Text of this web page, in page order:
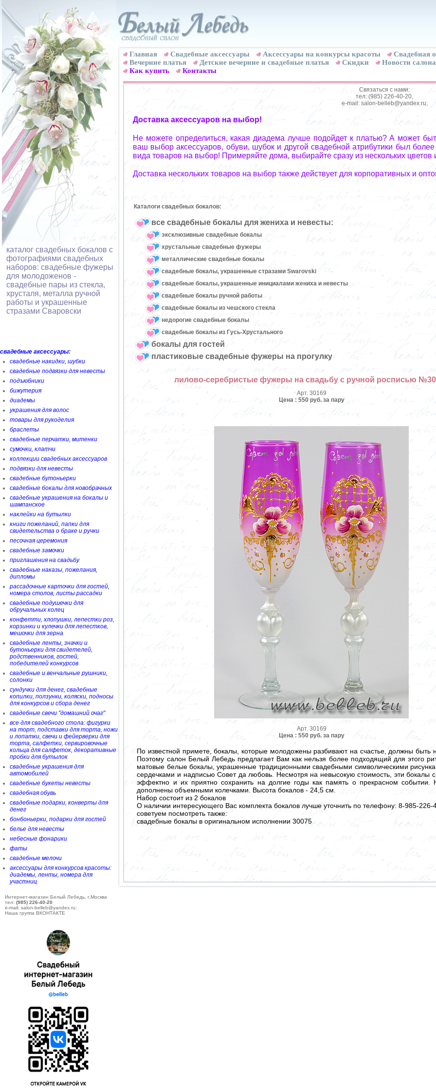
каталог свадебных бокалов с
фотографиями свадебных
наборов: свадебные фужеры
для молодоженов -
свадебные пары из стекла,
хрусталя, металла ручной
работы и украшенные
стразами Сваровски
свадебные аксессуары:
свадебные накидки, шубки
свадебные подвязки для невесты
подъюбники
бижутерия
диадемы
украшения для волос
товары для рукоделия
браслеты
свадебные перчатки, митенки
сумочки, клатчи
коллекции свадебных аксессуаров
подвязки для невесты
свадебные бутоньерки
свадебные бокалы для новобрачных
свадебные украшения на бокалы и
шампанское
наклейки на бутылки
книги пожеланий, папки для
свидетельства о браке и ручки
песочная церемония
свадебные замочки
приглашения на свадьбу
свадебные наказы, пожелания,
дипломы
рассадочные карточки для гостей,
номера столов, листы рассадки
свадебные подушечки для
обручальных колец
конфетти, хлопушки, лепестки роз,
корзинки и кулечки для лепестков,
мешочки для зерна
свадебные ленты, значки и
бутоньерки для свидетелей,
родственников, гостей,
победителей конкурсов
свадебные и венчальные рушники,
солонки
сундучки для денег, свадебные
копилки, ползунки, коляски, подносы
для конкурсов и сбора денег
свадебные свечи "домашний очаг"
все для свадебного стола: фигурки
на торт, подставки для торта, ножи
и лопатки, свечи и фейерверки для
торта, салфетки, сервировочные
кольца для салфеток, декоративные
пробки для бутылок
свадебные украшения для
автомобилей
свадебные букеты невесты
свадебная обувь
свадебные подарки, конверты для
денег
бонбоньерки, подарки для гостей
белье для невесты
небесные фонарики
фаты
свадебные мелочи
аксессуары для конкурсов красоты:
диадемы, ленты, номера для
участниц
Интернет-магазин Белый Лебедь, г.Москва
тел: (985) 226-40-20
e-mail: salon-belleb@yandex.ru;
Наша группа ВКОНТАКТЕ
Главная Свадебные аксессуары Аксессуары на конкурсы красоты
Свадебная
Вечерние платья
Детские вечерние и свадебные платья Скидки
Новости салона
Как купить
Контакты
Связаться с нами:
тел: (985) 226-40-20,
e-mail: salon-belleb@yandex.ru;
Доставка аксессуаров на выбор!
Не можете определиться, какая диадема лучше подойдет к платью? А может
ваш выбор аксессуаров, обуви, шубок и другой свадебной атрибутики был
вида товаров на выбор! Примеряйте дома, выбирайте сразу из нескольких цветов
Доставка нескольких товаров на выбор также действует для корпоративных и
Каталоги свадебных бокалов:
все свадебные бокалы для жениха и невесты:
эксклюзивные свадебные бокалы
хрустальные свадебные фужеры
металлические свадебные бокалы
свадебные бокалы, украшенные стразами Swarovski
свадебные бокалы, украшенные инициалами жениха и невесты
свадебные бокалы ручной работы
свадебные бокалы из чешского стекла
недорогие свадебные бокалы
свадебные бокалы из Гусь-Хрустального
бокалы для гостей
пластиковые свадебные фужеры на прогулку
лилово-серебристые фужеры на свадьбу с ручной росписью
Арт. 30169
Цена : 550 руб. за пару
Арт. 30169
Цена : 550 руб. за пару
По известной примете, бокалы, которые молодожены разбивают на счастье, должны быть
Поэтому салон Белый Лебедь предлагает Вам как нельзя более подходящий для этого
матовые белые бокалы, украшенные традиционными свадебными символическими
сердечками и надписью Совет да любовь. Несмотря на невысокую стоимость, эти бокалы
эффектно и их приятно сохранить на долгие годы как память о прекрасном событии.
дополнены объемными колечками. Высота бокалов - 24,5 см.
Набор состоит из 2 бокалов
О наличии интересующего Вас комплекта бокалов лучше уточнить по телефону: 8-985-226-
советуем посмотреть также:
свадебные бокалы в оригинальном исполнении 30075